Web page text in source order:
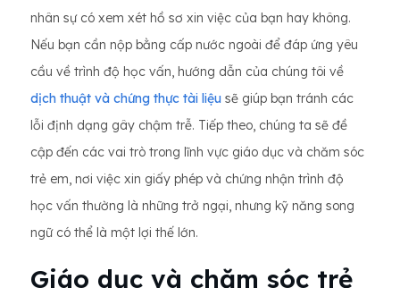
nhân sự có xem xét hồ sơ xin việc của bạn hay không.
Nếu bạn cần nộp bằng cấp nước ngoài để đáp ứng yêu
cầu về trình độ học vấn, hướng dẫn của chúng tôi về
dịch thuật và chứng thực tài liệu sẽ giúp bạn tránh các
lỗi định dạng gây chậm trễ. Tiếp theo, chúng ta sẽ đề
cập đến các vai trò trong lĩnh vực giáo dục và chăm sóc
trẻ em, nơi việc xin giấy phép và chứng nhận trình độ
học vấn thường là những trở ngại, nhưng kỹ năng song
ngữ có thể là một lợi thế lớn.
Giáo dục và chăm sóc trẻ